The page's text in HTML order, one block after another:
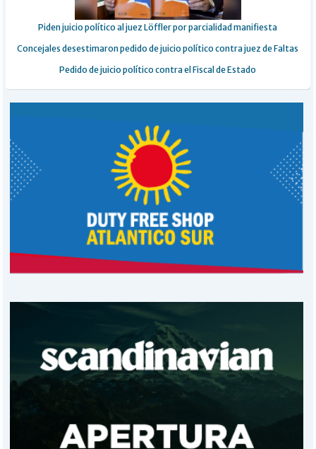
Piden juicio político al juez Löffler por parcialidad manifiesta
Concejales desestimaron pedido de juicio político contra juez de Faltas
Pedido de juicio político contra el Fiscal de Estado